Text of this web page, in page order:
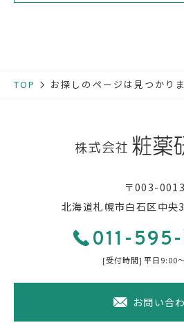
採用情報
[受付時間] 平日9:00〜18:00
TOP お探しのページは見つかりま
〒003-0013
北海道札幌市白石区中
011-
[受付時間] 平日9:00
お問い合